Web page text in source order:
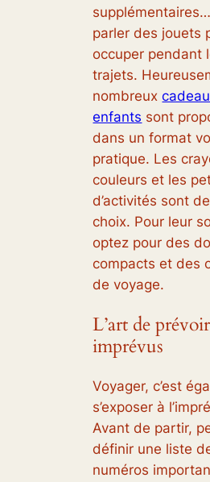
parler des jouets
occuper pendant
trajets.
nombreux
enfants sont
dans un format
pratique. Les
couleurs et les
d’activités sont
choix. Pour leur
optez pour des
compacts et des
de voyage.
L’art de
imprévus
Voyager, c’est
s’exposer à
Avant de partir,
définir une liste
numéros